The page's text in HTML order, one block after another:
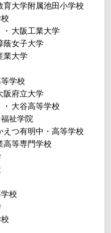
育大学附属池田小学校
大阪工業大学
蔭女子大学
業大学
学校
阪府立大学
大谷高等学校
祉学院
えつ有明中・高等学校
高等専門学校
校